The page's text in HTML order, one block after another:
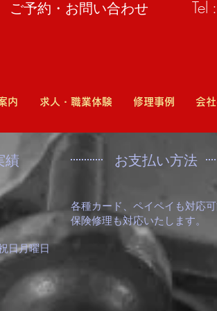
​ご予約・お問い合わせ
内 求人・職業体験 修理事例 会
績
日月曜日
​お支払い方法
各種カード、ペイペイも対応
​保険修理も対応いたします。